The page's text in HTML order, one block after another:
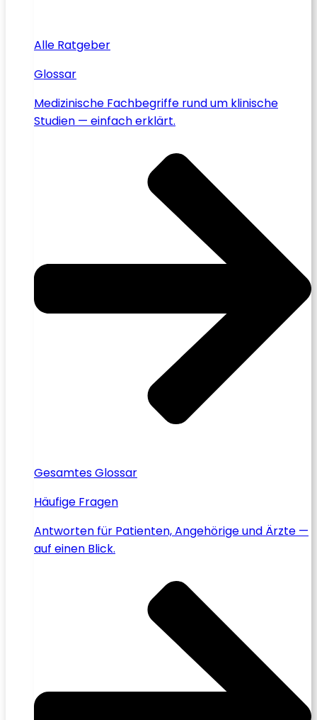
Alle Ratgeber
Glossar
Medizinische Fachbegriffe rund um klinische
Studien — einfach erklärt.
Gesamtes Glossar
Häufige Fragen
Antworten für Patienten, Angehörige und Ärzte —
auf einen Blick.